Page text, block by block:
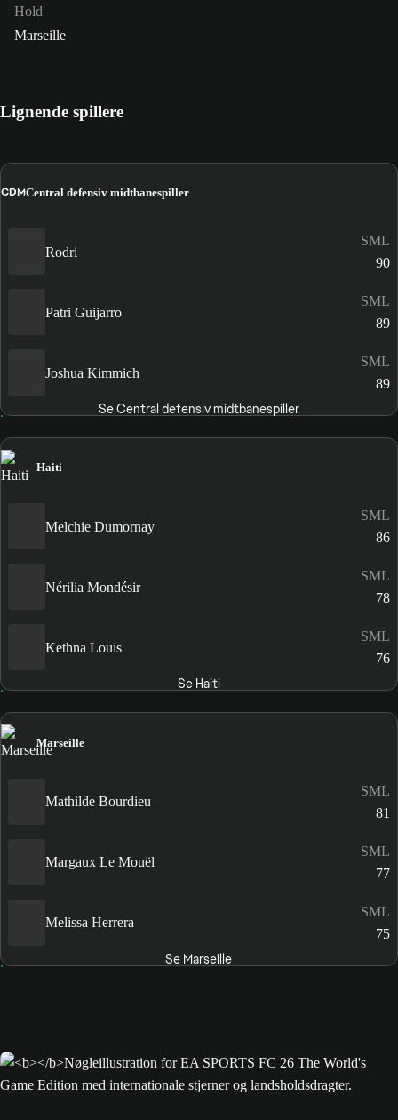
Hold
Marseille
Lignende spillere
CDMCentral defensiv midtbanespiller
Rodri
SML
90
Patri Guijarro
SML
89
Joshua Kimmich
SML
89
Se Central defensiv midtbanespiller
Haiti
Melchie Dumornay
SML
86
Nérilia Mondésir
SML
78
Kethna Louis
SML
76
Se Haiti
Marseille
Mathilde Bourdieu
SML
81
Margaux Le Mouël
SML
77
Melissa Herrera
SML
75
Se Marseille